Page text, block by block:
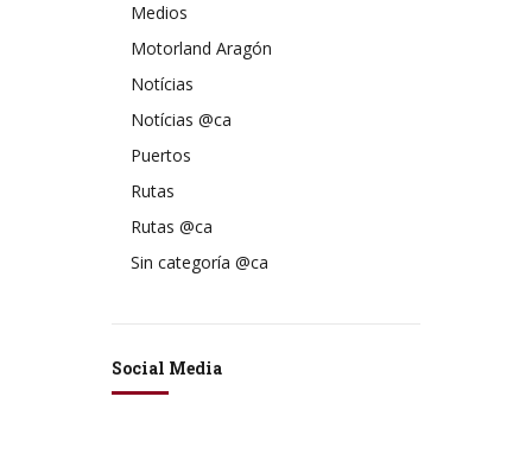
Medios
Motorland Aragón
Notícias
Notícias @ca
Puertos
Rutas
Rutas @ca
Sin categoría @ca
Social Media